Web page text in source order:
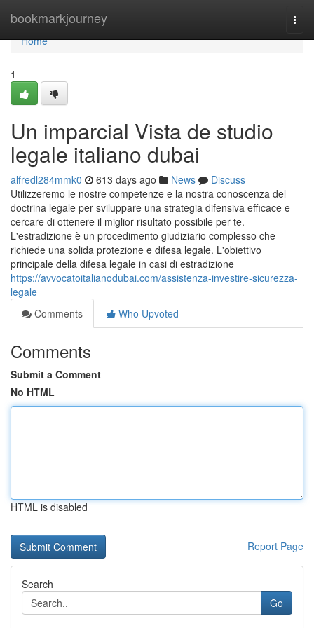
bookmarkjourney
Home
Home
1
Un imparcial Vista de studio
legale italiano dubai
alfredl284mmk0 613 days ago News
Discuss
Utilizzeremo le nostre competenze e la nostra conoscenza del
doctrina legale per sviluppare una strategia difensiva efficace e
cercare di ottenere il miglior risultato possibile per te.
L'estradizione è un procedimento giudiziario complesso che
richiede una solida protezione e difesa legale. L'obiettivo
principale della difesa legale in casi di estradizione
https://avvocatoitalianodubai.com/assistenza-investire-sicurezza-
legale
Comments
Who Upvoted
Comments
Submit a Comment
No HTML
HTML is disabled
Report Page
Search
Go